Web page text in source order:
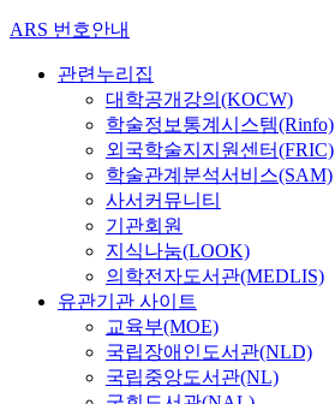
ARS 번호안내
관련누리집
대학공개강의(KOCW)
학술정보통계시스템(Rinfo)
외국학술지지원센터(FRIC)
학술관계분석서비스(SAM)
사서커뮤니티
기관회원
지식나눔(LOOK)
의학전자도서관(MEDLIS)
유관기관 사이트
교육부(MOE)
국립장애인도서관(NLD)
국립중앙도서관(NL)